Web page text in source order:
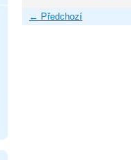
← Předchozí